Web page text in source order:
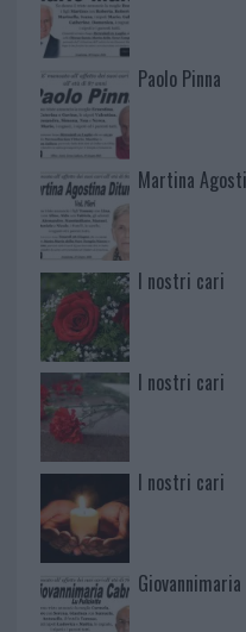
Paolo Pinna
Martina
I nostri cari
I nostri cari
I nostri cari
Giovannimaria